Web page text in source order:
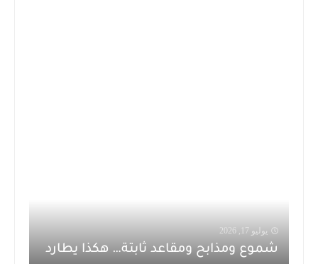
يوليو 17, 2026
شموع ومذابح ومقاعد ثابتة… هكذا يطارد